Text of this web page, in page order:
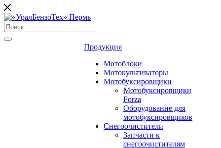
Продукция
Мотоблоки
Мотокультиваторы
Мотобуксировщики
Мотобуксировщики
Forza
Оборудование для
мотобуксировщиков
Снегоочистители
Запчасти к
снегоочистителям